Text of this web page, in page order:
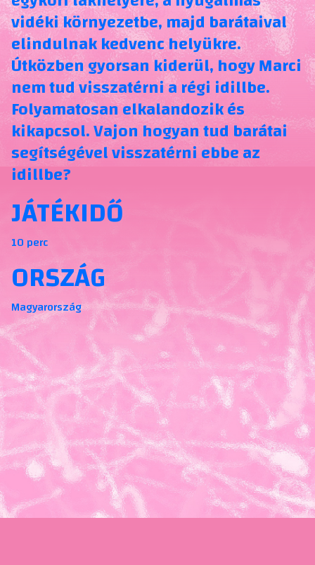
vidéki környezetbe, majd barátaival
elindulnak kedvenc helyükre.
Útközben gyorsan kiderül, hogy Marci
nem tud visszatérni a régi idillbe.
Folyamatosan elkalandozik és
kikapcsol. Vajon hogyan tud barátai
segítségével visszatérni ebbe az
idillbe?
JÁTÉKIDŐ
10 perc
ORSZÁG
Magyarország